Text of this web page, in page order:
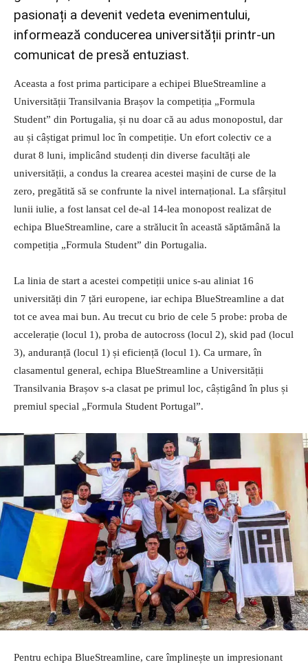
pasionați a devenit vedeta evenimentului,
informează conducerea universității printr-un
comunicat de presă entuziast.
Aceasta a fost prima participare a echipei BlueStreamline a
Universității Transilvania Brașov la competiția „Formula
Student” din Portugalia, și nu doar că au adus monopostul, dar
au și câștigat primul loc în competiție. Un efort colectiv ce a
durat 8 luni, implicând studenți din diverse facultăți ale
universității, a condus la crearea acestei mașini de curse de la
zero, pregătită să se confrunte la nivel internațional. La sfârșitul
lunii iulie, a fost lansat cel de-al 14-lea monopost realizat de
echipa BlueStreamline, care a strălucit în această săptămână la
competiția „Formula Student” din Portugalia.
La linia de start a acestei competiții unice s-au aliniat 16
universități din 7 țări europene, iar echipa BlueStreamline a dat
tot ce avea mai bun. Au trecut cu brio de cele 5 probe: proba de
accelerație (locul 1), proba de autocross (locul 2), skid pad (locul
3), anduranță (locul 1) și eficiență (locul 1). Ca urmare, în
clasamentul general, echipa BlueStreamline a Universității
Transilvania Brașov s-a clasat pe primul loc, câștigând în plus și
premiul special „Formula Student Portugal”.
Pentru echipa BlueStreamline, care împlinește un impresionant